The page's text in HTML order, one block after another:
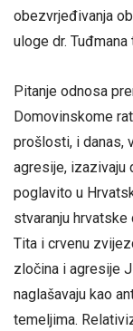
obezvrjeđivanja
uloge dr.
Pitanje odnosa
Domovinskome
prošlosti, i danas,
agresije, izazivaju
poglavito u
stvaranju
Tita i crvenu
zločina i agresije
naglašavaju kao
temeljima.